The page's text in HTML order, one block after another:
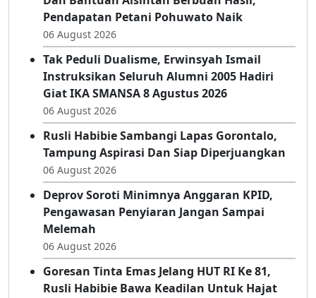
06 August 2026
Terimakasih Pak Gubernur : Cetak Sawah
Dan Bantuan Alsintan Berbuah Hasil,
Pendapatan Petani Pohuwato Naik
06 August 2026
Tak Peduli Dualisme, Erwinsyah Ismail
Instruksikan Seluruh Alumni 2005 Hadiri
Giat IKA SMANSA 8 Agustus 2026
06 August 2026
Rusli Habibie Sambangi Lapas Gorontalo,
Tampung Aspirasi Dan Siap Diperjuangkan
06 August 2026
Deprov Soroti Minimnya Anggaran KPID,
Pengawasan Penyiaran Jangan Sampai
Melemah